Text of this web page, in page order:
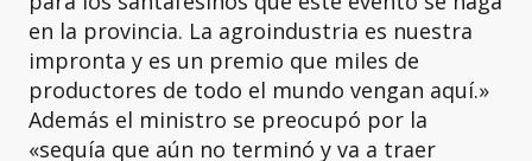
en la provincia. La agroindustria es nuestra
impronta y es un premio que miles de
productores de todo el mundo vengan aquí.»
Además el ministro se preocupó por la
«sequía que aún no terminó y va a traer